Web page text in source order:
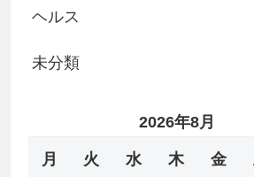
ヘルス
未分類
2026年8月
月 火 水 木 金